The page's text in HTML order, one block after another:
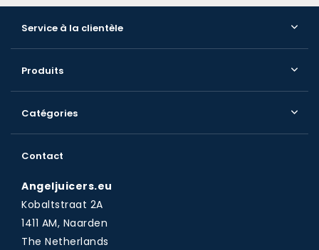
Service à la clientèle
Produits
Catégories
Contact
Angeljuicers.eu
Kobaltstraat 2A
1411 AM, Naarden
The Netherlands